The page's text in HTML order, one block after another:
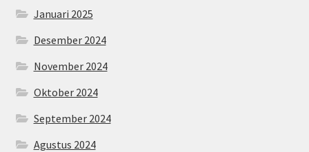
Januari 2025
Desember 2024
November 2024
Oktober 2024
September 2024
Agustus 2024